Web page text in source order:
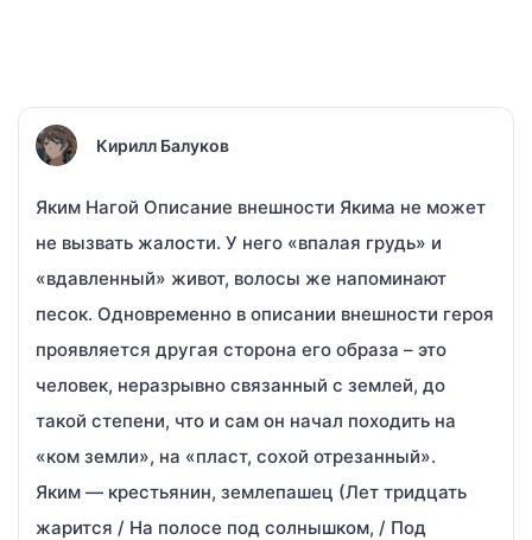
Кирилл Балуков
Яким Нагой Описание внешности Якима не может
не вызвать жалости. У него «впалая грудь» и
«вдавленный» живот, волосы же напоминают
песок. Одновременно в описании внешности героя
проявляется другая сторона его образа – это
человек, неразрывно связанный с землей, до
такой степени, что и сам он начал походить на
«ком земли», на «пласт, сохой отрезанный».
Яким — крестьянин, землепашец (Лет тридцать
жарится / На полосе под солнышком, / Под